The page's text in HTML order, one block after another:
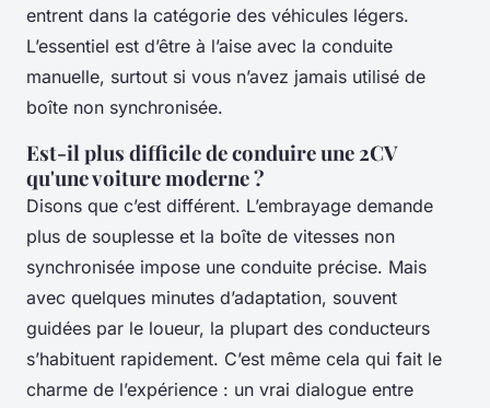
entrent dans la catégorie des véhicules légers.
L’essentiel est d’être à l’aise avec la conduite
manuelle, surtout si vous n’avez jamais utilisé de
boîte non synchronisée.
Est-il plus difficile de conduire une 2CV
qu'une voiture moderne ?
Disons que c’est différent. L’embrayage demande
plus de souplesse et la boîte de vitesses non
synchronisée impose une conduite précise. Mais
avec quelques minutes d’adaptation, souvent
guidées par le loueur, la plupart des conducteurs
s’habituent rapidement. C’est même cela qui fait le
charme de l’expérience : un vrai dialogue entre